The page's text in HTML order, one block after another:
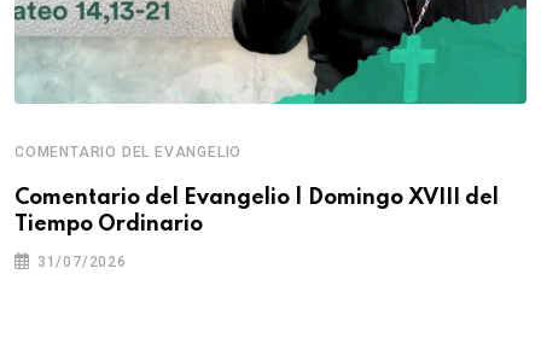
COMENTARIO DEL EVANGELIO
Comentario del Evangelio | Domingo XVIII del
Tiempo Ordinario
31/07/2026